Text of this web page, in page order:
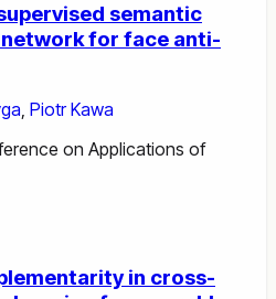
semantic
for face anti-
, Piotr Kawa
on Applications of
in cross-